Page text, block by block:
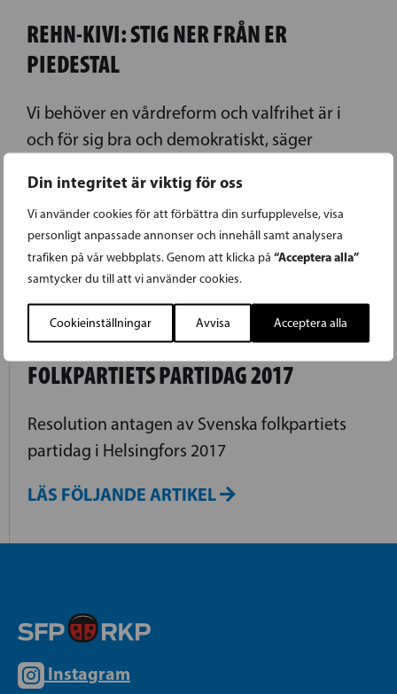
Din integritet är viktig för oss
Vi använder cookies för att förbättra din surfupplevelse, visa
personligt anpassade annonser och innehåll samt analysera
trafiken på vår webbplats. Genom att klicka på “Acceptera alla”
samtycker du till att vi använder cookies.
Cookieinställningar Avvisa Acceptera alla
REHN-KIVI: STIG NER FRÅN ER
PIEDESTAL
Vi behöver en vårdreform och valfrihet är i
och för sig bra och demokratiskt, säger
LÄS FÖREGÅENDE ARTIKEL
11.06.2017
RESOLUTION FRÅN SVENSKA
FOLKPARTIETS PARTIDAG 2017
Resolution antagen av Svenska folkpartiets
partidag i Helsingfors 2017
LÄS FÖLJANDE ARTIKEL
Instagram